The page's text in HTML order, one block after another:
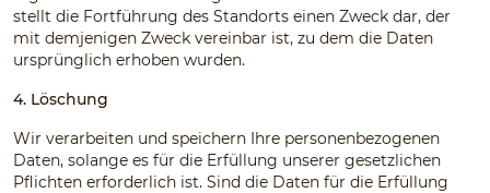
stellt die Fortführung des Standorts einen Zweck dar, der
mit demjenigen Zweck vereinbar ist, zu dem die Daten
ursprünglich erhoben wurden.
4. Löschung
Wir verarbeiten und speichern Ihre personenbezogenen
Daten, solange es für die Erfüllung unserer gesetzlichen
Pflichten erforderlich ist. Sind die Daten für die Erfüllung